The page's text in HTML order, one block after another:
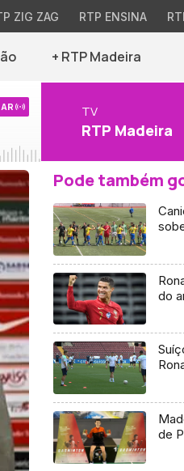
ZIG ZAG RTP ENSINA
+ RTP Madeira
TV
RTP Madeira
Pode também
do
de